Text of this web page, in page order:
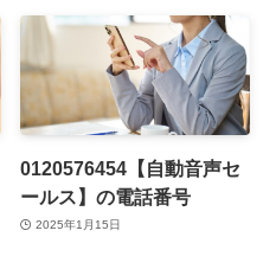
0120576454【自動音声セ
ールス】の電話番号
2025年1月15日